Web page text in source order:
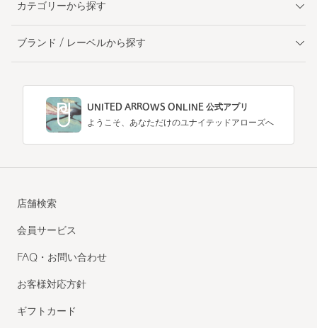
カテゴリーから探す
ブランド / レーベルから探す
UNITED ARROWS ONLINE 公式アプリ
ようこそ、あなただけのユナイテッドアローズへ
店舗検索
会員サービス
FAQ・お問い合わせ
お客様対応方針
ギフトカード